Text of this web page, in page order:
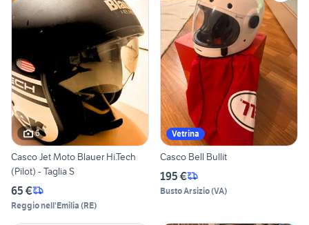
6
Casco Jet Moto Blauer Hi.Tech
(Pilot) - Taglia S
65 €
Reggio nell'Emilia (RE)
Vetrina
Casco Bell Bullit
195 €
Busto Arsizio(VA)